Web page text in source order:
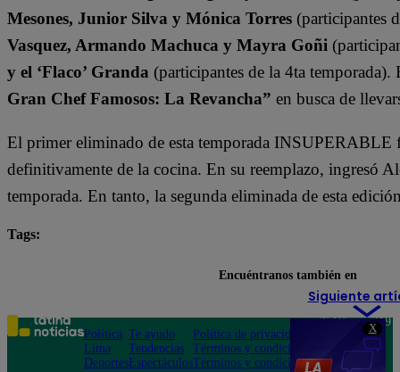
X
Mesones, Junior Silva y Mónica Torres (participantes
Vasquez, Armando Machuca y Mayra Goñi
y el ‘Flaco’ Granda (participantes de la 4ta temporada).
Gran Chef Famosos: La Revancha” en busca de
El primer eliminado de esta temporada INSUPERABLE
definitivamente de la cocina. En su reemplazo, ingresó
temporada. En tanto, la segunda eliminada de esta
Tags:
Siguiente
Encuéntranos también en
Política
Lima
Deportes
Te ayudo
Tendencias
Espectáculos
Política de privacidad
Términos y condiciones
Términos y condiciones
Teléfono: 219
Av. San
Felipe 968